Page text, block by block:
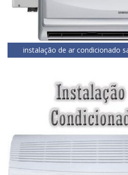
instalação de ar condicionado